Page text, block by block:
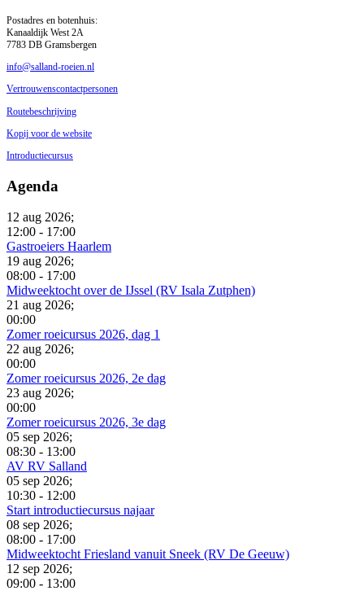
Postadres en botenhuis:
Kanaaldijk West 2A
7783 DB Gramsbergen
info@salland-roeien.nl
Vertrouwenscontactpersonen
Routebeschrijving
Kopij voor de website
Introductiecursus
Agenda
12 aug 2026;
12:00 - 17:00
Gastroeiers Haarlem
19 aug 2026;
08:00 - 17:00
Midweektocht over de IJssel (RV Isala Zutphen)
21 aug 2026;
00:00
Zomer roeicursus 2026, dag 1
22 aug 2026;
00:00
Zomer roeicursus 2026, 2e dag
23 aug 2026;
00:00
Zomer roeicursus 2026, 3e dag
05 sep 2026;
08:30 - 13:00
AV RV Salland
05 sep 2026;
10:30 - 12:00
Start introductiecursus najaar
08 sep 2026;
08:00 - 17:00
Midweektocht Friesland vanuit Sneek (RV De Geeuw)
12 sep 2026;
09:00 - 13:00